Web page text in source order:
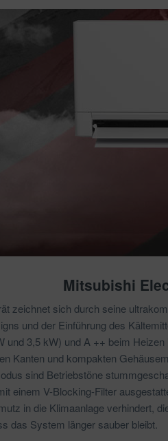
Mitsubishi
zeichnet sich durch seine
und der Einführung des
und 3,5 kW) und A ++ beim
Kanten und kompakten
sind Betriebstöne
einem V-Blocking-Filter
in die Klimaanlage verhindert,
das System länger sauber bleibt.